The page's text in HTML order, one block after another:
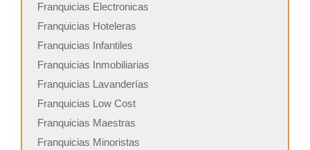
Franquicias Electronicas
Franquicias Hoteleras
Franquicias Infantiles
Franquicias Inmobiliarias
Franquicias Lavanderías
Franquicias Low Cost
Franquicias Maestras
Franquicias Minoristas